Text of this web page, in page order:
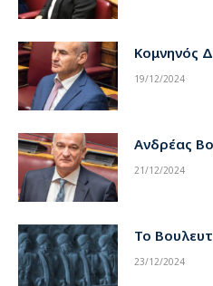
Κομνηνός
19/12/2024
Ανδρέας
21/12/2024
Το
23/12/2024